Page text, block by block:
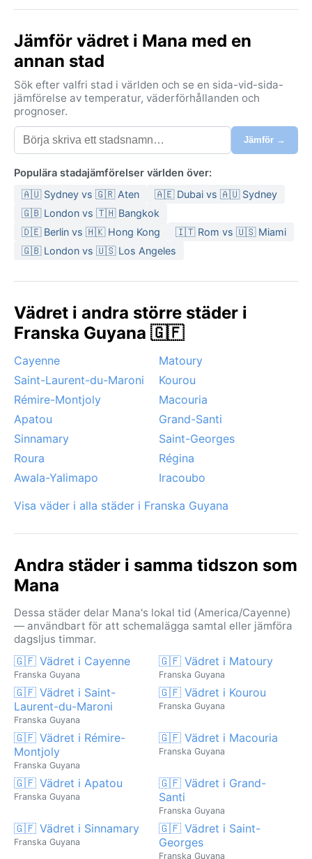
Jämför vädret i Mana med en
annan stad
Sök efter valfri stad i världen och se en sida-vid-sida-
jämförelse av temperatur, väderförhållanden och
prognoser.
Jämför →
Populära stadajämförelser världen över:
🇦🇺 Sydney vs 🇬🇷 Aten
🇦🇪 Dubai vs 🇦🇺 Sydney
🇬🇧 London vs 🇹🇭 Bangkok
🇩🇪 Berlin vs 🇭🇰 Hong Kong
🇮🇹 Rom vs 🇺🇸 Miami
🇬🇧 London vs 🇺🇸 Los Angeles
Vädret i andra större städer i
Franska Guyana 🇬🇫
Cayenne
Matoury
Saint-Laurent-du-Maroni
Kourou
Rémire-Montjoly
Macouria
Apatou
Grand-Santi
Sinnamary
Saint-Georges
Roura
Régina
Awala-Yalimapo
Iracoubo
Visa väder i alla städer i Franska Guyana
Andra städer i samma tidszon som
Mana
Dessa städer delar Mana's lokal tid (America/Cayenne)
— användbart för att schemalägga samtal eller jämföra
dagsljus timmar.
🇬🇫 Vädret i Cayenne
Franska Guyana
🇬🇫 Vädret i Matoury
Franska Guyana
🇬🇫 Vädret i Saint-
Laurent-du-Maroni
Franska Guyana
🇬🇫 Vädret i Kourou
Franska Guyana
🇬🇫 Vädret i Rémire-
Montjoly
Franska Guyana
🇬🇫 Vädret i Macouria
Franska Guyana
🇬🇫 Vädret i Apatou
Franska Guyana
🇬🇫 Vädret i Grand-
Santi
Franska Guyana
🇬🇫 Vädret i Sinnamary
Franska Guyana
🇬🇫 Vädret i Saint-
Georges
Franska Guyana